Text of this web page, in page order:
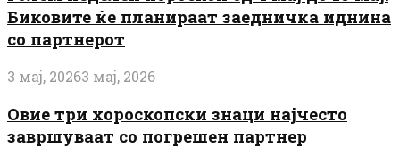
Биковите ќе планираат заедничка иднина
со партнерот
3 мај, 20263 мај, 2026
Овие три хороскопски знаци најчесто
завршуваат со погрешен партнер